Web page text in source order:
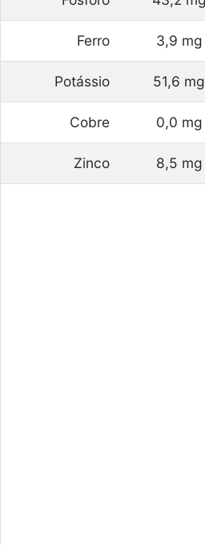
Ferro 3,9 mg
Potássio 51,6 mg
Cobre 0,0 mg
Zinco 8,5 mg